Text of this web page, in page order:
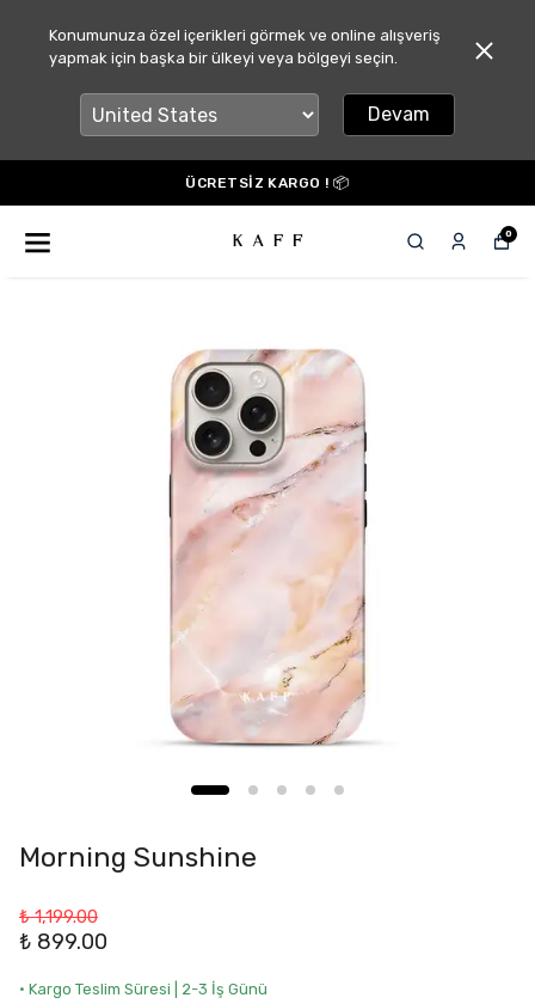
Konumunuza özel içerikleri görmek ve online alışveriş
yapmak için başka bir ülkeyi veya bölgeyi seçin.
Devam
ÜCRETSİZ KARGO ! 📦
0
Morning Sunshine
₺ 1,199.00
₺ 899.00
• Kargo Teslim Süresi | 2-3 İş Günü